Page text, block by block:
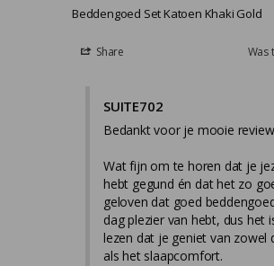
Beddengoed Set Katoen Khaki Gold
Share Was
SUITE702
Bedankt voor je mooie
Wat fijn om te horen dat je
hebt gegund én dat het zo
geloven dat goed
dag plezier van hebt, dus het
lezen dat je geniet van zowel
als het slaapcomfort.